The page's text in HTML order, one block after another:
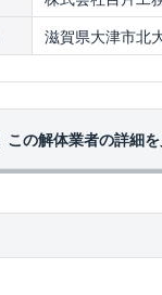
滋賀県大津市北
この解体業者の詳細